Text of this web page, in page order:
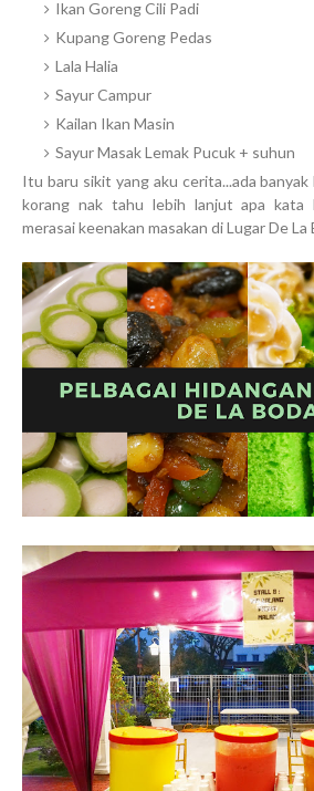
Ikan Goreng Cili Padi
Kupang Goreng Pedas
Lala Halia
Sayur Campur
Kailan Ikan Masin
Sayur Masak Lemak Pucuk + suhun
Itu baru sikit yang aku cerita...ada banyak
korang nak tahu lebih lanjut apa kata
merasai keenakan masakan di Lugar De La